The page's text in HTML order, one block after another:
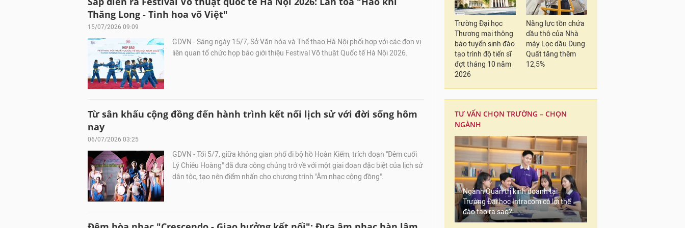
Thăng Long - Tinh hoa võ Việt"
15/07/2026 09:09
GDVN - Sáng ngày 15/7, Sở Văn hóa và Thể thao Hà Nội phối hợp với các đơn vị
liên quan tổ chức họp báo giới thiệu Festival Võ thuật Quốc tế Hà Nội 2026.
Từ sân khấu cộng đồng đến hành trình kết nối lịch sử với đời sống hôm
nay
06/07/2026 03:25
GDVN - Tối 5/7, giữa không gian phố đi bộ hồ Hoàn Kiếm, trích đoạn "Đêm cuối
Lý Chiêu Hoàng" đã đưa công chúng trở về với một giai đoạn đặc biệt của lịch sử
dân tộc, tạo nên điểm nhấn cho chương trình "Âm nhạc cộng đồng".
Trường Đại học
Thương mại thông
báo tuyển sinh đào
tạo trình độ tiến sĩ
đợt tháng 10 năm
2026
Năng lực tồn chứa
dầu thô của Nhà
máy Lọc dầu Dung
Quất tăng thêm
12,5%
TƯ VẤN CHỌN TRƯỜNG – CHỌN
NGÀNH
Ngành Quản trị kinh doanh tại
Trường Đại học Intracom có lợi thế
đào tạo ra sao?